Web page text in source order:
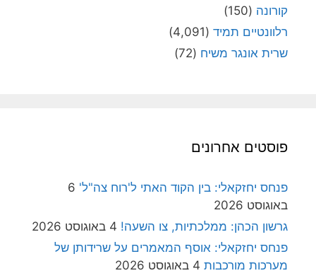
קורונה (150)
רלוונטיים תמיד (4,091)
שרית אונגר משיח (72)
פוסטים אחרונים
פנחס יחזקאלי: בין הקוד האתי ל'רוח צה"ל' 6
באוגוסט 2026
גרשון הכהן: ממלכתיות, צו השעה! 4 באוגוסט 2026
פנחס יחזקאלי: אוסף המאמרים על שרידותן של
מערכות מורכבות 4 באוגוסט 2026